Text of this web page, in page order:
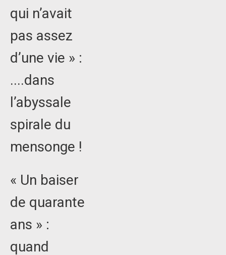
qui n’avait
pas assez
d’une vie » :
....dans
l’abyssale
spirale du
mensonge !
« Un baiser
de quarante
ans » :
quand